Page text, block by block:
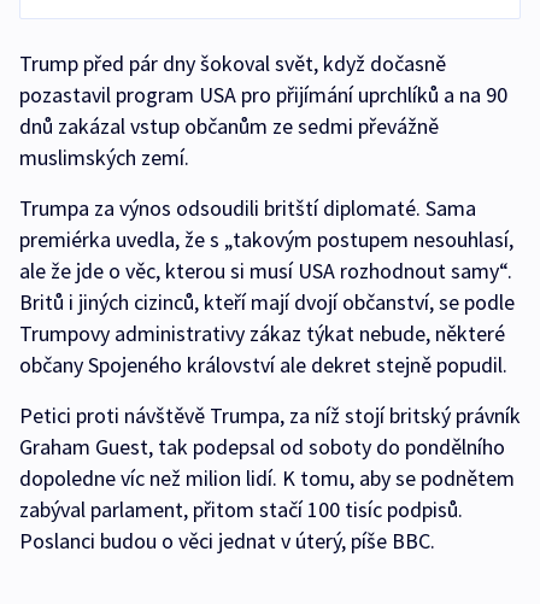
Trump před pár dny šokoval svět, když dočasně
pozastavil program USA pro přijímání uprchlíků a na 90
dnů zakázal vstup občanům ze sedmi převážně
muslimských zemí.
Trumpa za výnos odsoudili britští diplomaté. Sama
premiérka uvedla, že s „takovým postupem nesouhlasí,
ale že jde o věc, kterou si musí USA rozhodnout samy“.
Britů i jiných cizinců, kteří mají dvojí občanství, se podle
Trumpovy administrativy zákaz týkat nebude, některé
občany Spojeného království ale dekret stejně popudil.
Petici proti návštěvě Trumpa, za níž stojí britský právník
Graham Guest, tak podepsal od soboty do pondělního
dopoledne víc než milion lidí. K tomu, aby se podnětem
zabýval parlament, přitom stačí 100 tisíc podpisů.
Poslanci budou o věci jednat v úterý, píše BBC.